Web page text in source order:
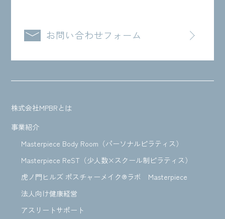
お問い合わせフォーム
株式会社MPBRとは
事業紹介
Masterpiece Body Room（パーソナルピラティス）
Masterpiece ReST（少人数×スクール制ピラティス）
虎ノ門ヒルズ ポスチャーメイク®ラボ Masterpiece
法人向け健康経営
アスリートサポート